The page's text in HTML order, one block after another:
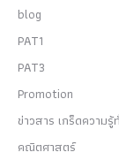
blog
PAT1
PAT3
Promotion
ข่าวสาร เกร็ดความรู้
คณิตศาสตร์